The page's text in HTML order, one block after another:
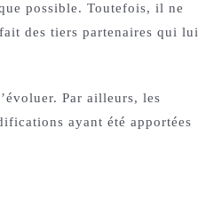
possible. Toutefois, il ne
des tiers partenaires qui lui
Par ailleurs, les
ayant été apportées